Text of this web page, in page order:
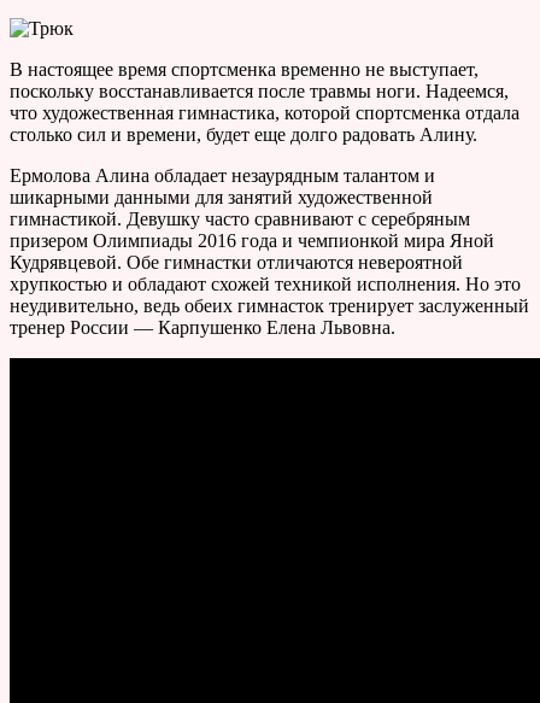
В настоящее время спортсменка временно не выступает,
поскольку восстанавливается после травмы ноги. Надеемся,
что художественная гимнастика, которой спортсменка отдала
столько сил и времени, будет еще долго радовать Алину.
Ермолова Алина обладает незаурядным талантом и
шикарными данными для занятий художественной
гимнастикой. Девушку часто сравнивают с серебряным
призером Олимпиады 2016 года и чемпионкой мира Яной
Кудрявцевой. Обе гимнастки отличаются невероятной
хрупкостью и обладают схожей техникой исполнения. Но это
неудивительно, ведь обеих гимнасток тренирует заслуженный
тренер России — Карпушенко Елена Львовна.